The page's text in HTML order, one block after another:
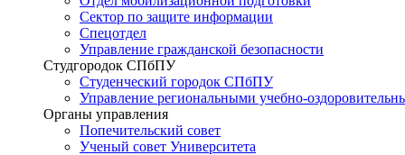
Сектор по защите информации
Спецотдел
Управление гражданской безопасности
Студгородок СПбПУ
Студенческий городок СПбПУ
Управление региональными учебно-
Органы управления
Попечительский совет
Ученый совет Университета